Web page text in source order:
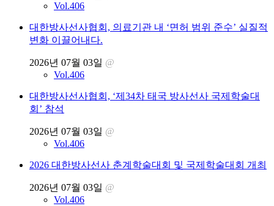
Vol.406
대한방사선사협회, 의료기관 내 ‘면허 범위 준수’ 실질적
변화 이끌어내다.
2026년 07월 03일 @
Vol.406
대한방사선사협회, ‘제34차 태국 방사선사 국제학술대
회’ 참석
2026년 07월 03일 @
Vol.406
2026 대한방사선사 춘계학술대회 및 국제학술대회 개최
2026년 07월 03일 @
Vol.406